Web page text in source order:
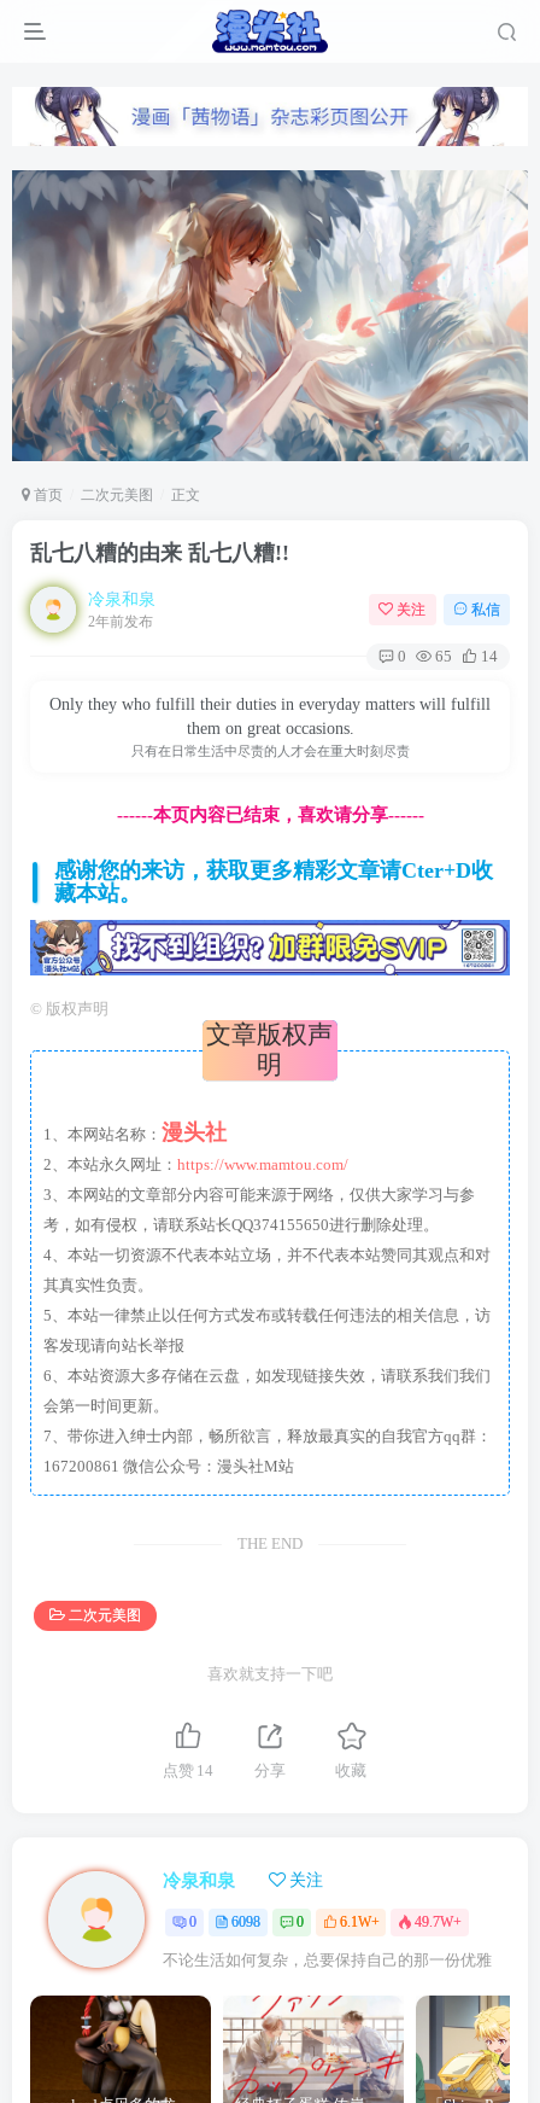
首页 二次元美图 正文
乱七八糟的由来 乱七八糟!!
冷泉和泉
2年前发布
关注 私信
0 65 14
Only they who fulfill their duties in everyday matters will fulfill
them on great occasions.
只有在日常生活中尽责的人才会在重大时刻尽责
------本页内容已结束，喜欢请分享------
感谢您的来访，获取更多精彩文章请Cter+D收
藏本站。
© 版权声明
文章版权声
明
1、本网站名称： 漫头社
2、本站永久网址： https://www.mamtou.com/
3、本网站的文章部分内容可能来源于网络，仅供大家学习与参
考，如有侵权，请联系站长QQ374155650进行删除处理。
4、本站一切资源不代表本站立场，并不代表本站赞同其观点和对
其真实性负责。
5、本站一律禁止以任何方式发布或转载任何违法的相关信息，访
客发现请向站长举报
6、本站资源大多存储在云盘，如发现链接失效，请联系我们我们
会第一时间更新。
7、带你进入绅士内部，畅所欲言，释放最真实的自我官方qq群：
167200861 微信公众号：漫头社M站
THE END
二次元美图
喜欢就支持一下吧
点赞 14 分享 收藏
冷泉和泉 关注
0 6098 0 6.1W+ 49.7W+
不论生活如何复杂，总要保持自己的那一份优雅